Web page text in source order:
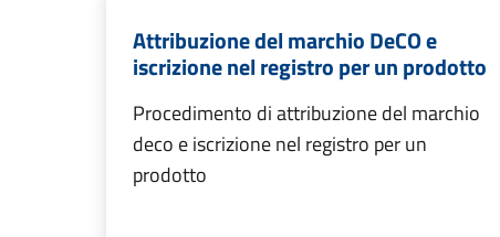
Attribuzione del marchio DeCO e
iscrizione nel registro per un prodotto
Procedimento di attribuzione del marchio
deco e iscrizione nel registro per un
prodotto